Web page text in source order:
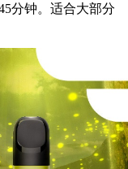
分钟。适合大部分